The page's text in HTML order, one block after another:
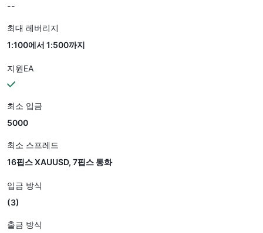
--
최대 레버리지
1:100에서 1:500까지
지원EA
최소 입금
5000
최소 스프레드
16핍스 XAUUSD, 7핍스 통화
입금 방식
(3)
출금 방식